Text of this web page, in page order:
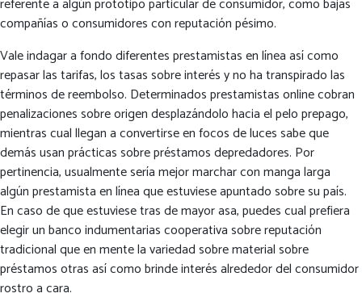
referente a algún prototipo particular de consumidor, como bajas
compañías o consumidores con reputación pésimo.
Vale indagar a fondo diferentes prestamistas en línea así­ como
repasar las tarifas, los tasas sobre interés y no ha transpirado las
términos de reembolso. Determinados prestamistas online cobran
penalizaciones sobre origen desplazándolo hacia el pelo prepago,
mientras cual llegan a convertirse en focos de luces sabe que
demás usan prácticas sobre préstamos depredadores. Por
pertinencia, usualmente serí­a mejor marchar con manga larga
algún prestamista en línea que estuviese apuntado sobre su país.
En caso de que estuviese tras de mayor asa, puedes cual prefiera
elegir un banco indumentarias cooperativa sobre reputación
tradicional que en mente la variedad sobre material sobre
préstamos otras así­ como brinde interés alrededor del consumidor
rostro a cara.